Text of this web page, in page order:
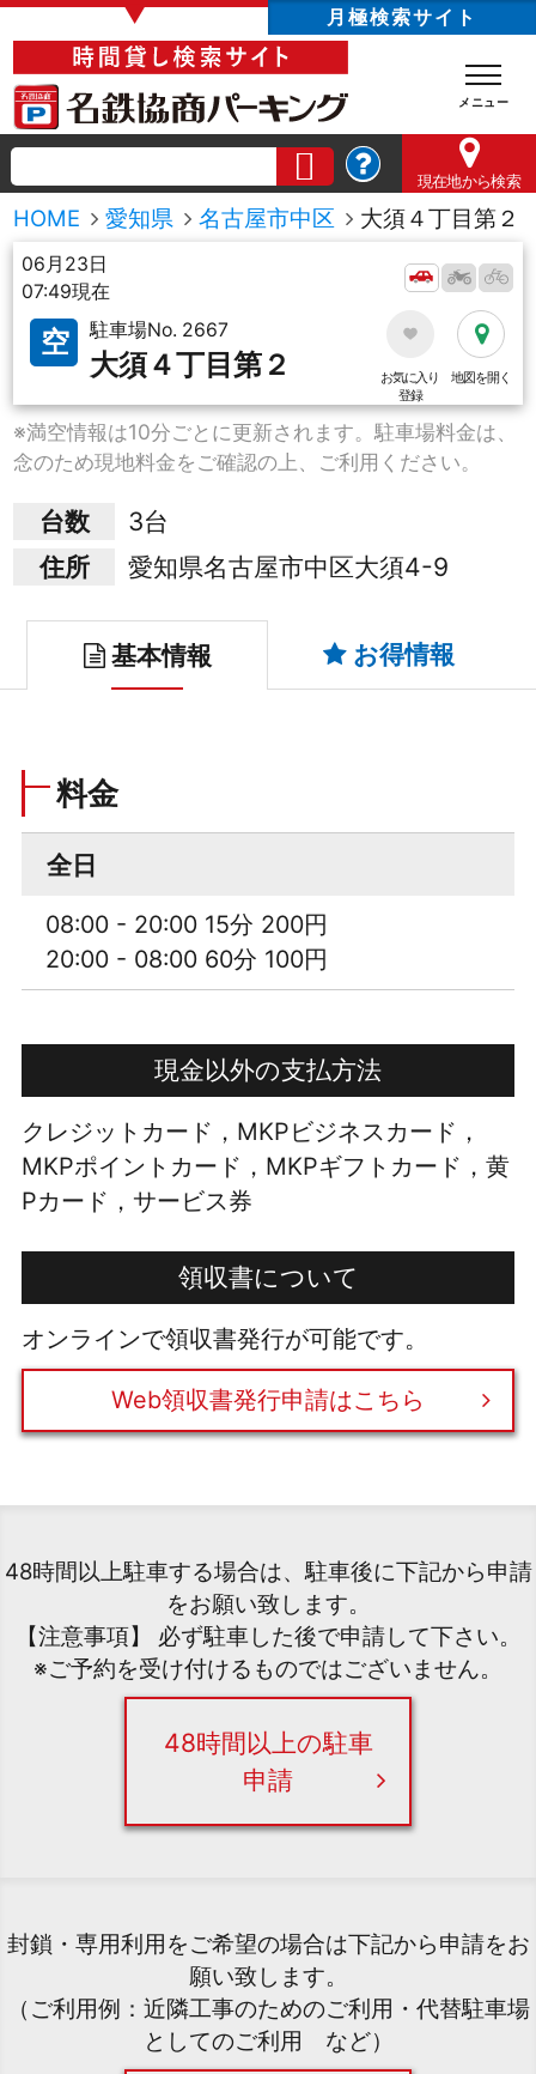
▼ 月極検索サイト
現在地から検索
HOME 愛知県 名古屋市中区 大須４丁目第２
06月23日
07:49現在
空 駐車場No. 2667
大須４丁目第２
お気に入り
登録
地図を開く
※満空情報は10分ごとに更新されます。駐車場料金は、
念のため現地料金をご確認の上、ご利用ください。
台数
3台
住所
愛知県名古屋市中区大須4-9
基本情報 お得情報
料金
全日
08:00 - 20:00 15分 200円
20:00 - 08:00 60分 100円
現金以外の支払方法
クレジットカード，MKPビジネスカード，
MKPポイントカード，MKPギフトカード，黄
Pカード，サービス券
領収書について
オンラインで領収書発行が可能です。
Web領収書発行申請はこちら
48時間以上駐車する場合は、駐車後に下記から申請
をお願い致します。
【注意事項】 必ず駐車した後で申請して下さい。
※ご予約を受け付けるものではございません。
48時間以上の駐車
申請
封鎖・専用利用をご希望の場合は下記から申請をお
願い致します。
（ご利用例：近隣工事のためのご利用・代替駐車場
としてのご利用 など）